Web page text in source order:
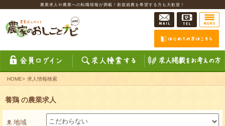
農業求人や農業への転職情報が満載！新規就農を希望する方も大歓迎！
HOME> 求人情報検索
養鶏 の農業求人
地域